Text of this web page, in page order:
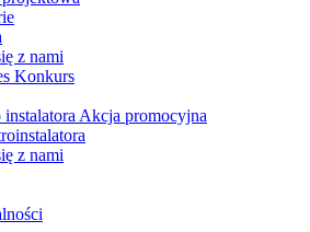
z nami
Konkurs
Akcja promocyjna
z nami